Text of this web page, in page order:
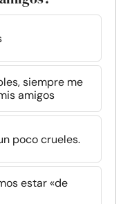
siempre me
amigos
poco crueles.
estar «de